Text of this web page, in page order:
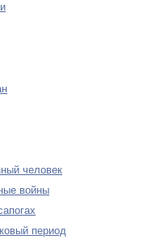
человек
войны
период